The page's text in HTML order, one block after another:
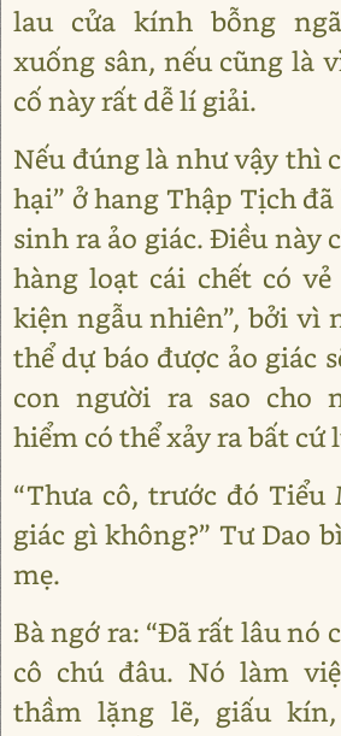
lau cửa kính bỗng
xuống sân, nếu cũng là
cố này rất dễ lí giải.
Nếu đúng là như vậy thì
hại” ở hang Thập Tịch
sinh ra ảo giác. Điều này
hàng loạt cái chết có vẻ
kiện ngẫu nhiên”, bởi vì
thể dự báo được ảo giác
con người ra sao cho
hiểm có thể xảy ra bất cứ
“Thưa cô, trước đó Tiểu
giác gì không?” Tư Dao
mẹ.
Bà ngớ ra: “Đã rất lâu nó
cô chú đâu. Nó làm
thầm lặng lẽ, giấu